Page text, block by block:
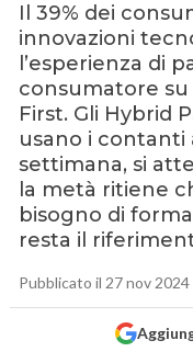
Il 39% dei
innovazioni
l’esperienza di
consumatore su
First. Gli Hybrid
usano i contanti
settimana, si
la metà ritiene
bisogno di
resta il
Pubblicato il 27 nov 2024